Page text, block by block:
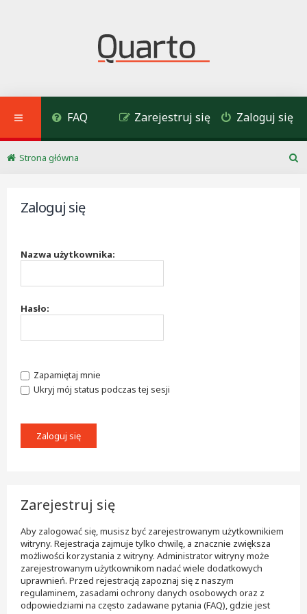
FAQ Zaloguj się
Zarejestruj się
Strona główna
Zaloguj się
Nazwa użytkownika:
Hasło:
Zapamiętaj mnie
Ukryj mój status podczas tej sesji
Zarejestruj się
Aby zalogować się, musisz być zarejestrowanym użytkownikiem
witryny. Rejestracja zajmuje tylko chwilę, a znacznie zwiększa
możliwości korzystania z witryny. Administrator witryny może
zarejestrowanym użytkownikom nadać wiele dodatkowych
uprawnień. Przed rejestracją zapoznaj się z naszym
regulaminem, zasadami ochrony danych osobowych oraz z
odpowiedziami na często zadawane pytania (FAQ), gdzie jest